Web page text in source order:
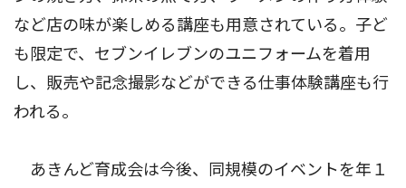
など店の味が楽しめる講座も用意されている。子ど
も限定で、セブンイレブンのユニフォームを着用
し、販売や記念撮影などができる仕事体験講座も行
われる。
あきんど育成会は今後、同規模のイベントを年１